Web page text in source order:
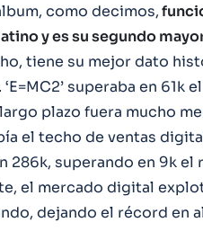
como decimos,
y es su segundo
tiene su mejor dato
superaba en 61k
plazo fuera mucho
el techo de ventas
286k, superando en 9k el
el mercado digital
dejando el récord en